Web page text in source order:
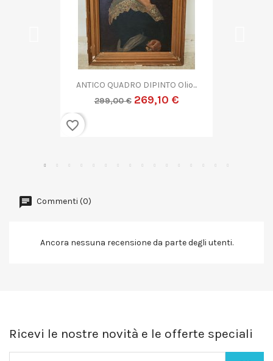
QUADRO DIPINTO ASTRATTO G....
299,00 € 269,10 €
Commenti (0)
Ancora nessuna recensione da parte degli utenti.
Ricevi le nostre novità e le offerte speciali